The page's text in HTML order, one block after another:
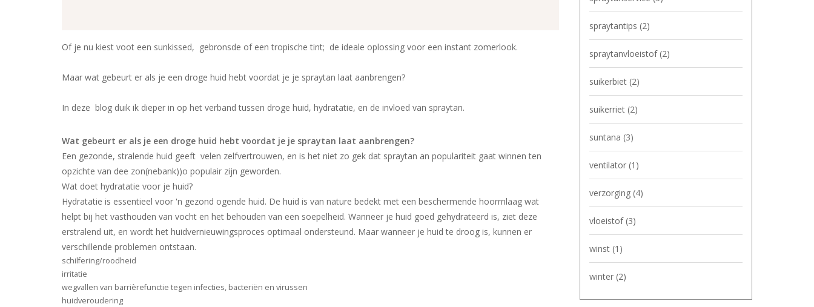
Of je nu kiest voot een sunkissed, gebronsde of een tropische tint; de ideale oplossing voor een instant zomerlook.
Maar wat gebeurt er als je een droge huid hebt voordat je je spraytan laat aanbrengen?
In deze blog duik ik dieper in op het verband tussen droge huid, hydratatie, en de invloed van spraytan.
Wat gebeurt er als je een droge huid hebt voordat je je spraytan laat aanbrengen?
Een gezonde, stralende huid geeft velen zelfvertrouwen, en is het niet zo gek dat spraytan an populariteit gaat winnen ten
opzichte van dee zon(nebank))o populair zijn geworden.
Wat doet hydratatie voor je huid?
Hydratatie is essentieel voor 'n gezond ogende huid. De huid is van nature bedekt met een beschermende hoorrnlaag wat
helpt bij het vasthouden van vocht en het behouden van een soepelheid. Wanneer je huid goed gehydrateerd is, ziet deze
erstralend uit, en wordt het huidvernieuwingsproces optimaal ondersteund. Maar wanneer je huid te droog is, kunnen er
verschillende problemen ontstaan.
schilfering/roodheid
irritatie
wegvallen van barrièrefunctie tegen infecties, bacteriën en virussen
huidveroudering
spraytantips (2)
spraytanvloeistof (2)
suikerbiet (2)
suikerriet (2)
suntana (3)
ventilator (1)
verzorging (4)
vloeistof (3)
winst (1)
winter (2)